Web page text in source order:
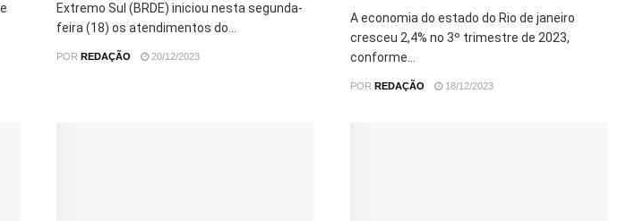
Extremo Sul (BRDE) iniciou nesta segunda-
feira (18) os atendimentos do...
POR REDAÇÃO 20/12/2023
A economia do estado do Rio de janeiro
cresceu 2,4% no 3º trimestre de 2023,
conforme...
POR REDAÇÃO 18/12/2023